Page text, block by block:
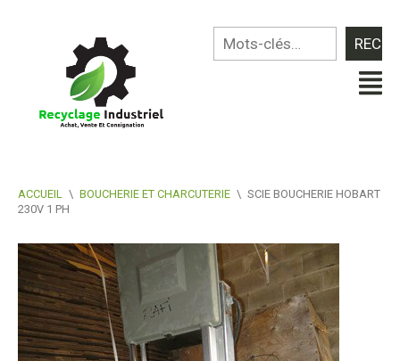
ACCUEIL \ BOUCHERIE ET CHARCUTERIE \ SCIE BOUCHERIE HOBART
230V 1 PH